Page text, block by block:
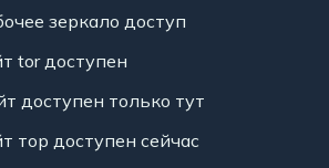
зеркало доступ
tor доступен
доступен только тут
тор доступен сейчас